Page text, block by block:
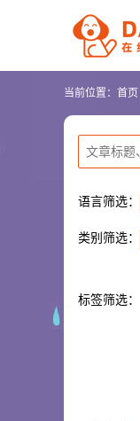
当前位置： 首页
语言筛选：
类别筛选：
标签筛选：